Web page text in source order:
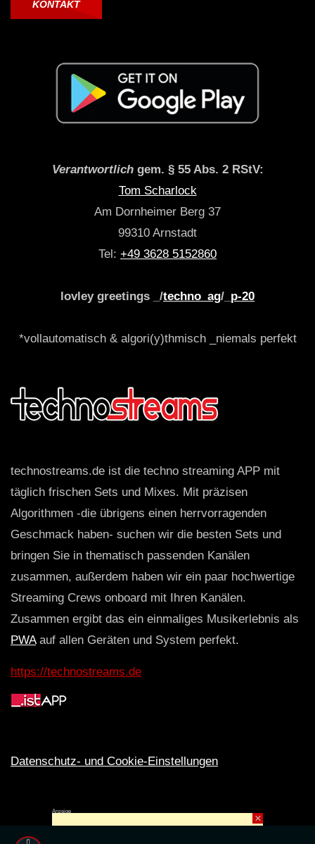
KONTAKT
Verantwortlichgem. § 55 Abs. 2 RStV:
Tom Scharlock
Am Dornheimer Berg 37
99310 Arnstadt
Tel: +49 3628 5152860
lovley greetings _/techno_ag/_ p-20
*vollautomatisch & algori(y)thmisch _niemals perfekt
technostreams.de ist die techno streaming APP mit
täglich frischen Sets und Mixes. Mit präzisen
Algorithmen -die übrigens einen herrvorragenden
Geschmack haben- suchen wir die besten Sets und
bringen Sie in thematisch passenden Kanälen
zusammen, außerdem haben wir ein paar hochwertige
Streaming Crews onboard mit Ihren Kanälen.
Zusammen ergibt das ein einmaliges Musikerlebnis als
PWAauf allen Geräten und System perfekt.
https://technostreams.de
Datenschutz- und Cookie-Einstellungen
Rechte ins All © 2024. Erstellt mit
Anzeige
×